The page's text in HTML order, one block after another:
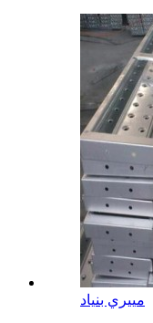
مييري بنياد